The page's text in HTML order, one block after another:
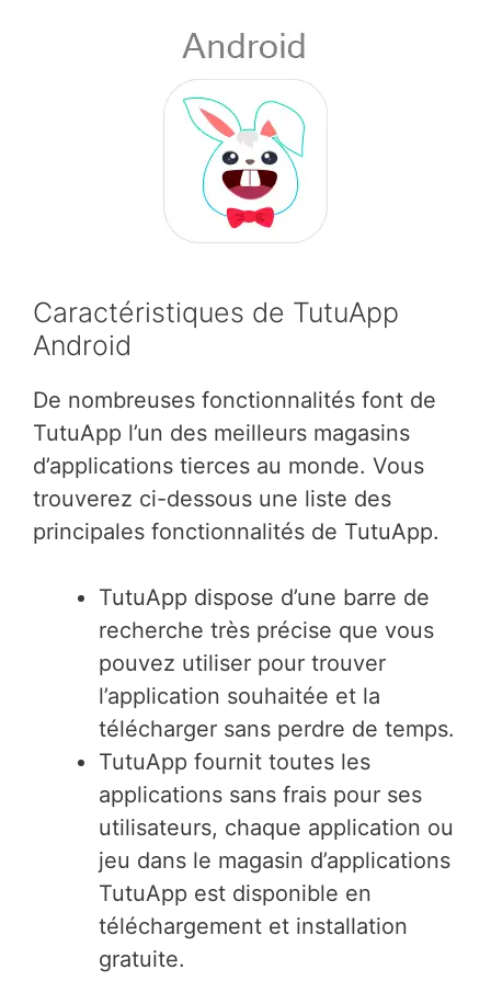
Caractéristiques de TutuApp
Android
De nombreuses fonctionnalités font de
TutuApp l’un des meilleurs magasins
d’applications tierces au monde. Vous
trouverez ci-dessous une liste des
principales fonctionnalités de TutuApp.
TutuApp dispose d’une barre de
recherche très précise que vous
pouvez utiliser pour trouver
l’application souhaitée et la
télécharger sans perdre de temps.
TutuApp fournit toutes les
applications sans frais pour ses
utilisateurs, chaque application ou
jeu dans le magasin d’applications
TutuApp est disponible en
téléchargement et installation
gratuite.